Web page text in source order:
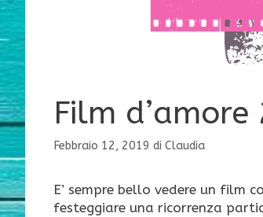
Film
Febbraio 12, 2019 di Claudia
E’ sempre bello vedere un
festeggiare una ricorrenza